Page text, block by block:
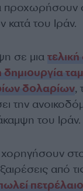
προχωρήσουν
του Ιράν.
σε μια
δημιουργία
δολαρίων,
την
του Ιράν.
από